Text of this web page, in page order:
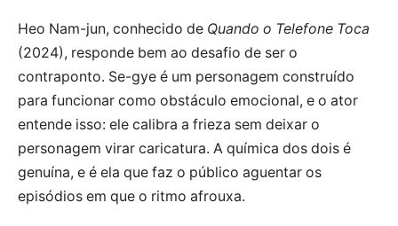
Heo Nam-jun, conhecido de Quando o Telefone Toca
(2024), responde bem ao desafio de ser o
contraponto. Se-gye é um personagem construído
para funcionar como obstáculo emocional, e o ator
entende isso: ele calibra a frieza sem deixar o
personagem virar caricatura. A química dos dois é
genuína, e é ela que faz o público aguentar os
episódios em que o ritmo afrouxa.